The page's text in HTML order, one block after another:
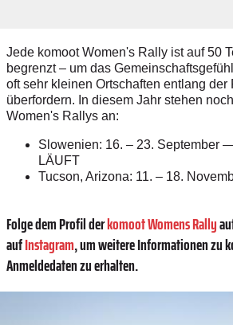
Jede komoot Women's Rally ist auf 50
begrenzt – um das
oft sehr kleinen Ortschaften entlang der
überfordern. In diesem Jahr stehen
Women's Rallys an:
Slowenien: 16. – 23. September
LÄUFT
Tucson, Arizona: 11. – 18.
Folge dem Profil derkomoot Womens Rally
aufInstagram, um weitere Informationen zu
Anmeldedaten zu erhalten.